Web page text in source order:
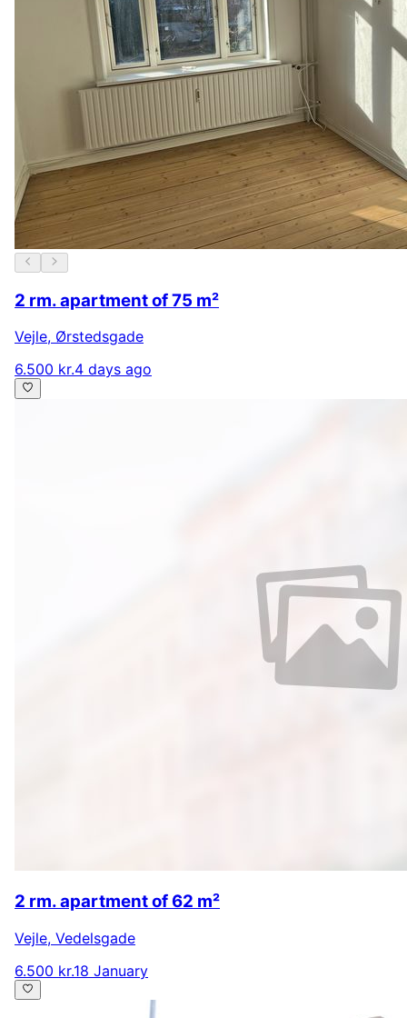
2 rm. apartment of 75 m²
Vejle, Ørstedsgade
6.500 kr.4 days ago
2 rm. apartment of 62 m²
Vejle, Vedelsgade
6.500 kr.18 January